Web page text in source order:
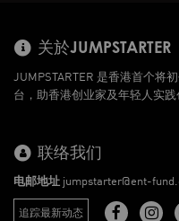
关於JUMPSTARTER
JUMPSTARTER 是香港首个将
台，助香港创业家及年轻人实践
联络我们
电邮地址 jumpstarter@ent-
追踪最新动态